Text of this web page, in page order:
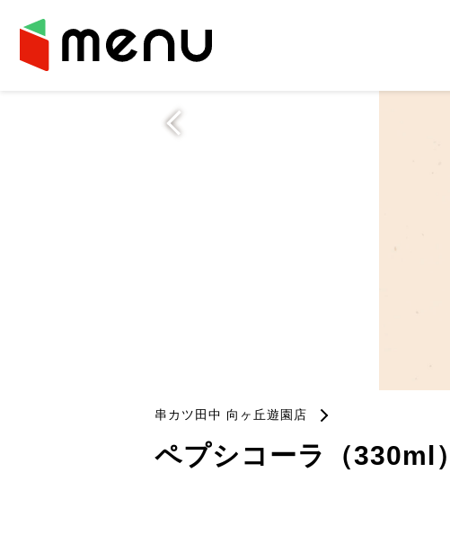
串カツ田中 向ヶ丘遊園店
ペプシコーラ（330ml）